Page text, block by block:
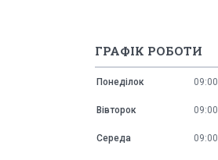
ГРАФІК РОБОТИ
Понеділок 09:00
Вівторок 09:00
Середа 09:00